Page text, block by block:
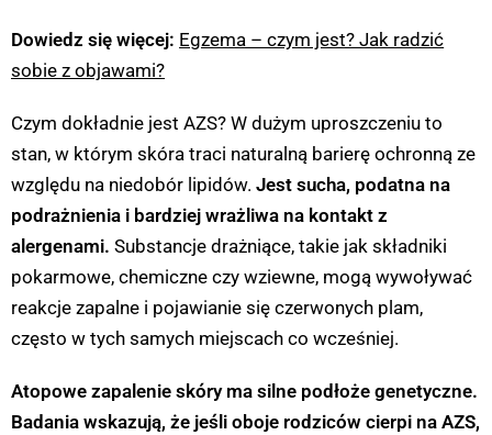
Dowiedz się więcej: Egzema – czym jest? Jak radzić
sobie z objawami?
Czym dokładnie jest AZS? W dużym uproszczeniu to
stan, w którym skóra traci naturalną barierę ochronną ze
względu na niedobór lipidów. Jest sucha, podatna na
podrażnienia i bardziej wrażliwa na kontakt z
alergenami.Substancje drażniące, takie jak składniki
pokarmowe, chemiczne czy wziewne, mogą wywoływać
reakcje zapalne i pojawianie się czerwonych plam,
często w tych samych miejscach co wcześniej.
Atopowe zapalenie skóry ma silne podłoże genetyczne.
Badania wskazują, że jeśli oboje rodziców cierpi na AZS,